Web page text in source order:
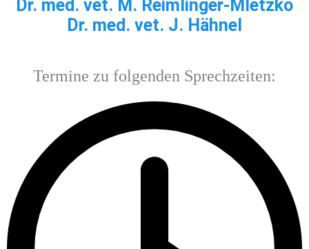
Dr. med. vet. M. Reimlinger-Mletzko
Dr. med. vet. J. Hähnel
Termine zu folgenden Sprechzeiten: